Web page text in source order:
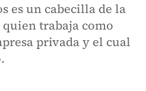
es un cabecilla de la
trabaja como
privada y el cual